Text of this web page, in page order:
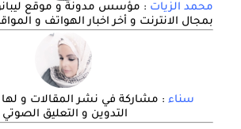
محمد الزيات
بمجال الانترنت و أخر اخبار الهواتف و
سناء : مشاركة في نشر المقالات و
التدوين و التعليق الصوتي